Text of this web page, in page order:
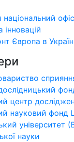
національний
інновацій
Європа в
центр
науковий фонд
університет
науки